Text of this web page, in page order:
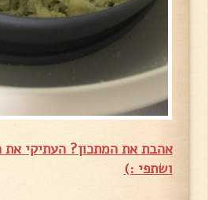
אהבת את המתכון? העתיקי את
ושתפי :)